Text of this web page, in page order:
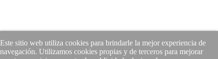
Este sitio web utiliza cookies para brindarle la mejor experiencia de
navegación. Utilizamos cookies propias y de terceros para mejorar